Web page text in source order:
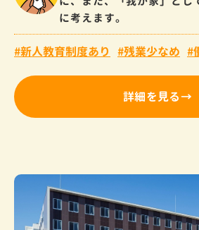
に考えます。
新人教育制度あり 残業少なめ
詳細を見る